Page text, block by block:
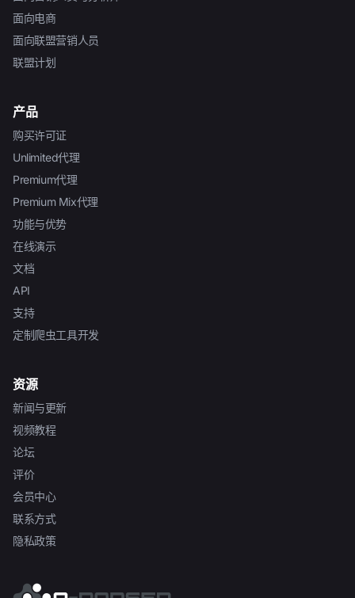
面向电商
面向联盟营销人员
联盟计划
产品
购买许可证
Unlimited代理
Premium代理
Premium Mix代理
功能与优势
在线演示
文档
API
支持
定制爬虫工具开发
资源
新闻与更新
视频教程
论坛
评价
会员中心
联系方式
隐私政策